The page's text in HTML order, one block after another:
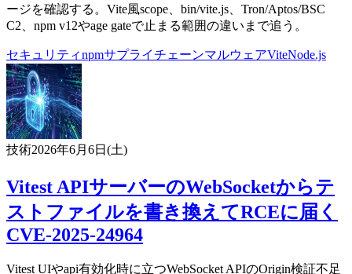
ージを確認する。Vite風scope、bin/vite.js、Tron/Aptos/BSC
C2、npm v12やage gateで止まる範囲の違いまで追う。
セキュリティnpmサプライチェーンマルウェアViteNode.js
技術2026年6月6日(土)
Vitest APIサーバーのWebSocketからテ
ストファイルを書き換えてRCEに届く
CVE-2025-24964
Vitest UIやapi有効化時に立つWebSocket APIのOrigin検証不足